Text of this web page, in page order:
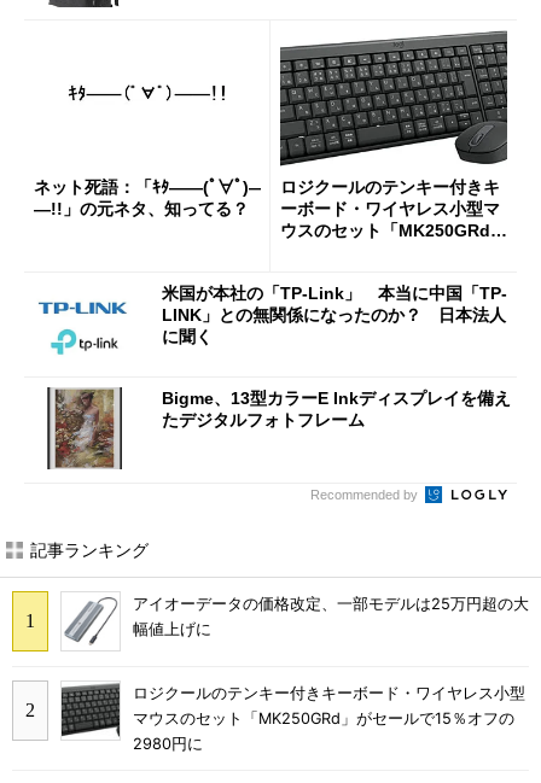
ネット死語：「ｷﾀ――(ﾟ∀ﾟ)―
―!!」の元ネタ、知ってる？
ロジクールのテンキー付きキ
ーボード・ワイヤレス小型マ
ウスのセット「MK250GRd」
米国が本社の「TP-Link」 本当に中国「TP-
LINK」との無関係になったのか？ 日本法人
に聞く
Bigme、13型カラーE Inkディスプレイを備え
たデジタルフォトフレーム
Recommended by
記事ランキング
アイオーデータの価格改定、一部モデルは25万円超の大
幅値上げに
ロジクールのテンキー付きキーボード・ワイヤレス小型
マウスのセット「MK250GRd」がセールで15％オフの
2980円に